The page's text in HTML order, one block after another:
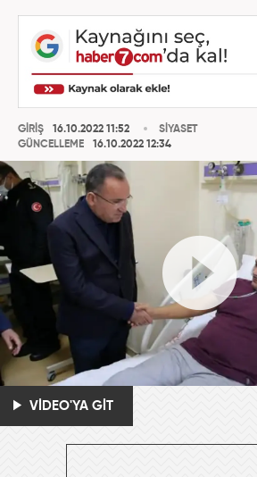
GİRİŞ
16.10.2022 11:52
GÜNCELLEME
16.10.2022 12:34
SİYASET
VİDEO'YA GİT